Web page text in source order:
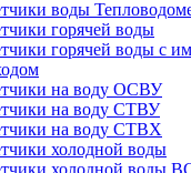
воды
горячей воды
горячей воды с
на воду ОСВУ
на воду СТВУ
на воду СТВХ
холодной воды
холодной воды